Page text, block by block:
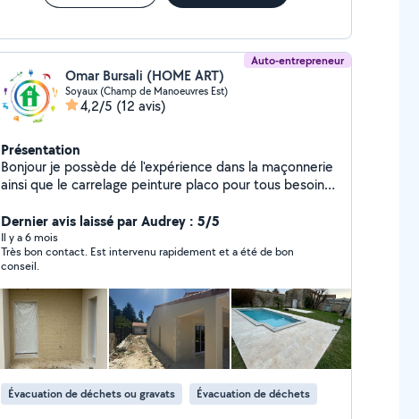
Auto-entrepreneur
Omar Bursali (HOME ART)
Soyaux (Champ de Manoeuvres Est)
4,2/5 (12 avis)
Présentation
Bonjour je possède dé l'expérience dans la maçonnerie
ainsi que le carrelage peinture placo pour tous besoins
aussi un camion avec une pour répondre aux maximum
au besoin.
Dernier avis laissé par Audrey : 5/5
Il y a 6 mois
Très bon contact. Est intervenu rapidement et a été de bon
conseil.
Évacuation de déchets ou gravats Évacuation de déchets